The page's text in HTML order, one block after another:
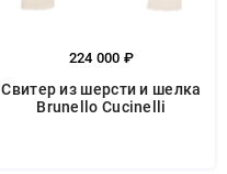
224 000 ₽
Свитер из шерсти и шелка
Brunello Cucinelli